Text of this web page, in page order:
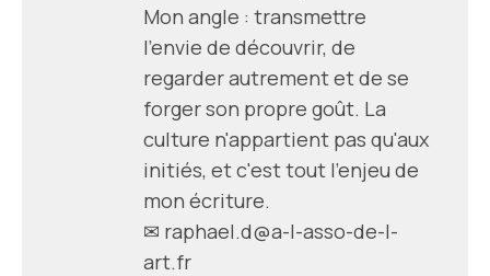
Mon angle : transmettre
l'envie de découvrir, de
regarder autrement et de se
forger son propre goût. La
culture n'appartient pas qu'aux
initiés, et c'est tout l'enjeu de
mon écriture.
✉ raphael.d@a-l-asso-de-l-
art.fr